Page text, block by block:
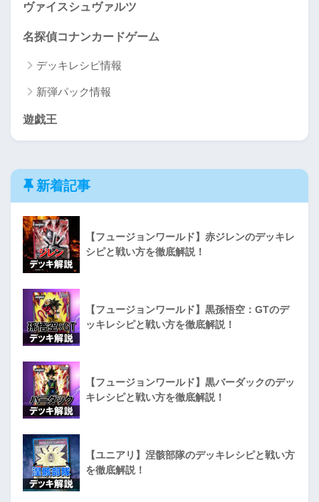
ヴァイスシュヴァルツ
名探偵コナンカードゲーム
デッキレシピ情報
新弾パック情報
遊戯王
新着記事
【フュージョンワールド】赤ジレンのデッキレ
シピと戦い方を徹底解説！
【フュージョンワールド】黒孫悟空：GTのデ
ッキレシピと戦い方を徹底解説！
【フュージョンワールド】黒バーダックのデッ
キレシピと戦い方を徹底解説！
【ユニアリ】涅骸部隊のデッキレシピと戦い方
を徹底解説！